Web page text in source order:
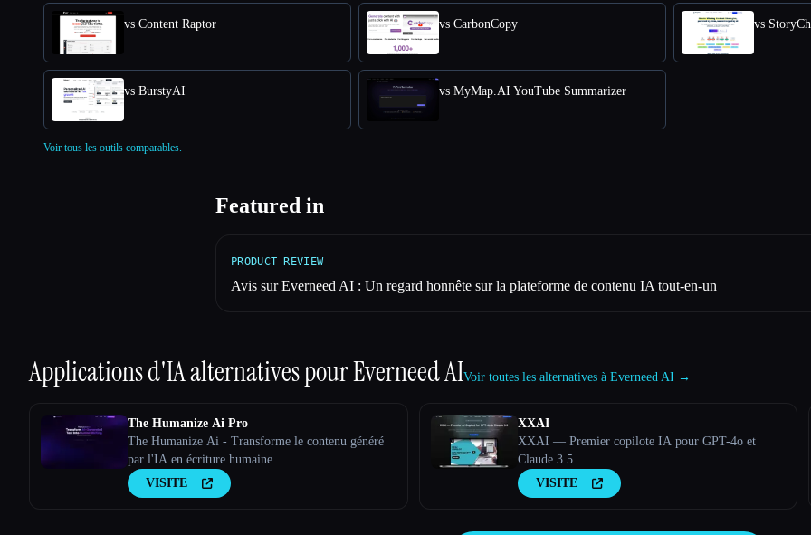
vs Content Raptor vs CarbonCopy vs
vs BurstyAI vs MyMap.AI YouTube Summarizer
Voir tous les outils comparables.
Featured in
PRODUCT REVIEW
Avis sur Everneed AI : Un regard honnête sur la plateforme de contenu IA tout-en-un
Applications d'IA alternatives pourEverneed AIVoir toutes les alternatives à Everneed AI →
The Humanize Ai Pro
The Humanize Ai - Transforme le contenu généré
par l'IA en écriture humaine
VISITE
XXAI
XXAI — Premier copilote IA pour GPT-4o et
Claude 3.5
VISITE